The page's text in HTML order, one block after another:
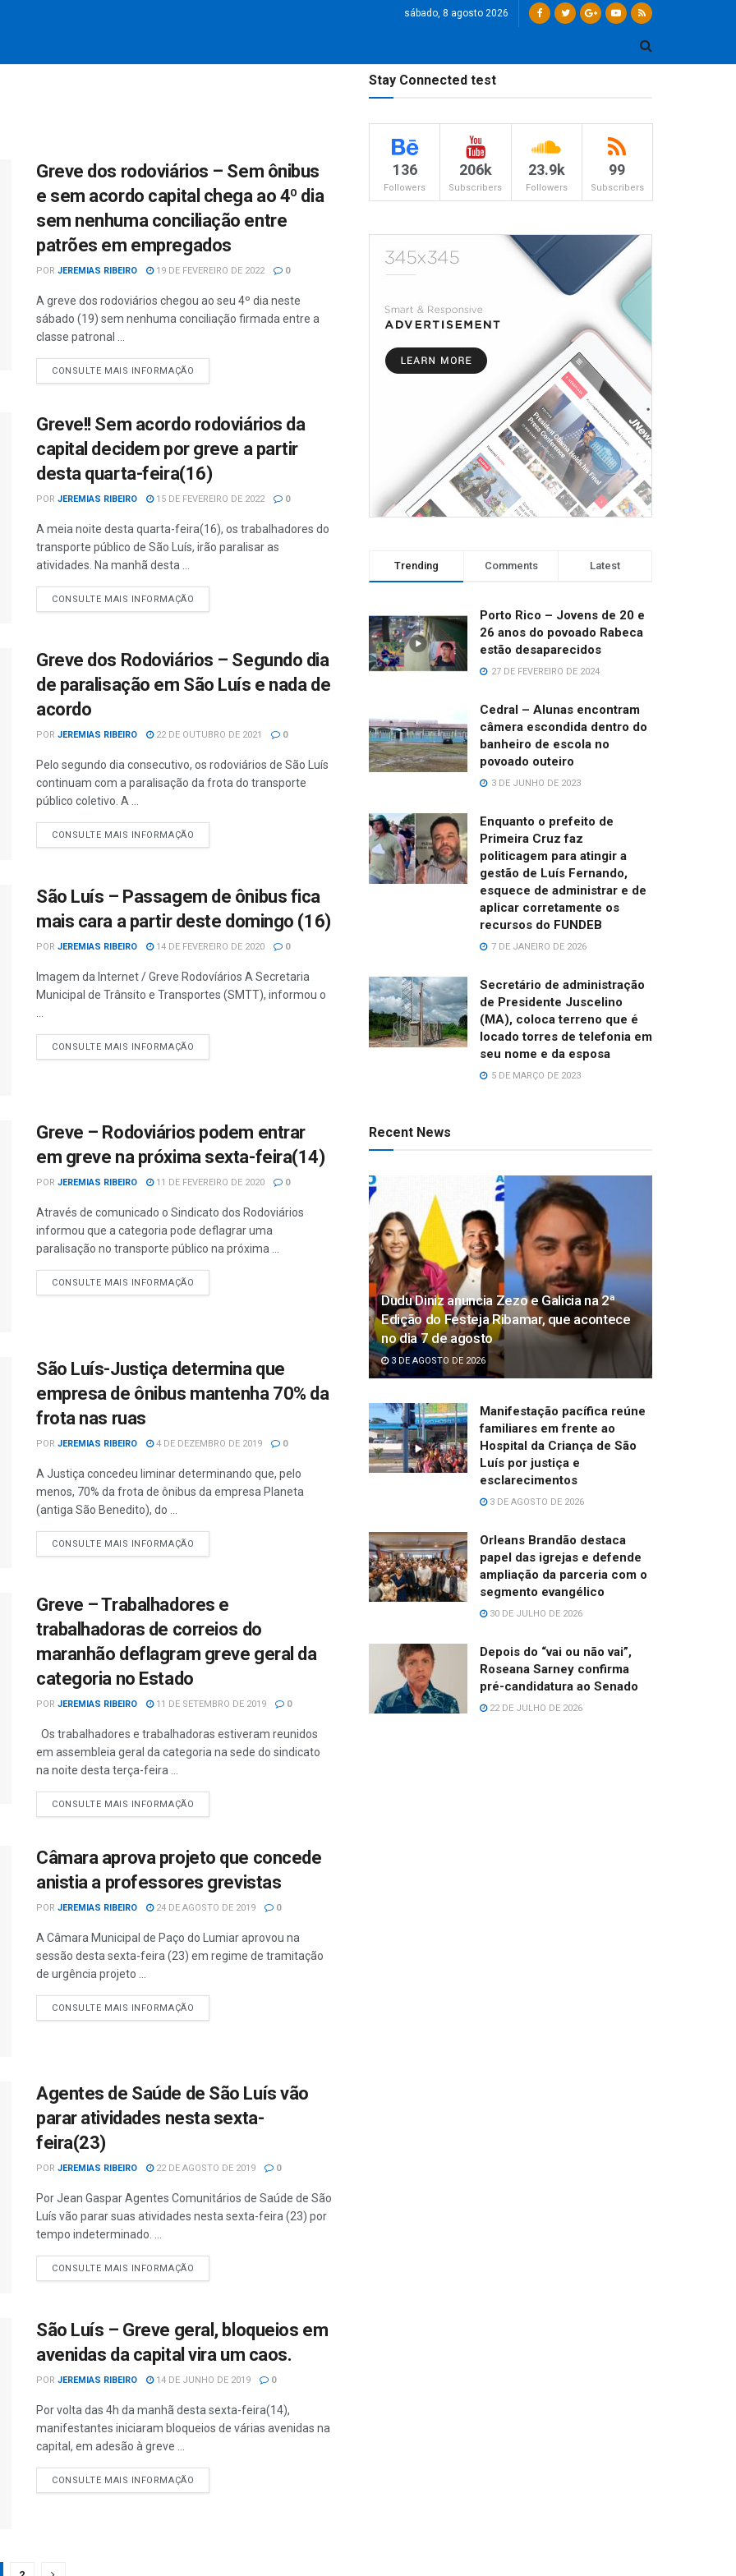
sábado, 8 agosto 2026
Greve dos rodoviários – Sem ônibus
e sem acordo capital chega ao 4º dia
sem nenhuma conciliação entre
patrões em empregados
POR JEREMIAS RIBEIRO 19 DE FEVEREIRO DE 2022 0
A greve dos rodoviários chegou ao seu 4º dia neste
sábado (19) sem nenhuma conciliação firmada entre a
classe patronal ...
CONSULTE MAIS INFORMAÇÃO
Greve!! Sem acordo rodoviários da
capital decidem por greve a partir
desta quarta-feira(16)
POR JEREMIAS RIBEIRO 15 DE FEVEREIRO DE 2022 0
A meia noite desta quarta-feira(16), os trabalhadores do
transporte público de São Luís, irão paralisar as
atividades. Na manhã desta ...
CONSULTE MAIS INFORMAÇÃO
Greve dos Rodoviários – Segundo dia
de paralisação em São Luís e nada de
acordo
POR JEREMIAS RIBEIRO 22 DE OUTUBRO DE 2021 0
Pelo segundo dia consecutivo, os rodoviários de São Luís
continuam com a paralisação da frota do transporte
público coletivo. A ...
CONSULTE MAIS INFORMAÇÃO
São Luís – Passagem de ônibus fica
mais cara a partir deste domingo (16)
POR JEREMIAS RIBEIRO 14 DE FEVEREIRO DE 2020 0
Imagem da Internet / Greve Rodovíários A Secretaria
Municipal de Trânsito e Transportes (SMTT), informou o
CONSULTE MAIS INFORMAÇÃO
Greve – Rodoviários podem entrar
em greve na próxima sexta-feira(14)
POR JEREMIAS RIBEIRO 11 DE FEVEREIRO DE 2020 0
Através de comunicado o Sindicato dos Rodoviários
informou que a categoria pode deflagrar uma
paralisação no transporte público na próxima ...
CONSULTE MAIS INFORMAÇÃO
São Luís-Justiça determina que
empresa de ônibus mantenha 70% da
frota nas ruas
POR JEREMIAS RIBEIRO 4 DE DEZEMBRO DE 2019 0
A Justiça concedeu liminar determinando que, pelo
menos, 70% da frota de ônibus da empresa Planeta
(antiga São Benedito), do ...
CONSULTE MAIS INFORMAÇÃO
Greve – Trabalhadores e
trabalhadoras de correios do
maranhão deflagram greve geral da
categoria no Estado
POR JEREMIAS RIBEIRO 11 DE SETEMBRO DE 2019 0
Os trabalhadores e trabalhadoras estiveram reunidos
em assembleia geral da categoria na sede do sindicato
na noite desta terça-feira ...
CONSULTE MAIS INFORMAÇÃO
Câmara aprova projeto que concede
anistia a professores grevistas
POR JEREMIAS RIBEIRO 24 DE AGOSTO DE 2019 0
A Câmara Municipal de Paço do Lumiar aprovou na
sessão desta sexta-feira (23) em regime de tramitação
de urgência projeto ...
CONSULTE MAIS INFORMAÇÃO
Agentes de Saúde de São Luís vão
parar atividades nesta sexta-
feira(23)
POR JEREMIAS RIBEIRO 22 DE AGOSTO DE 2019 0
Por Jean Gaspar Agentes Comunitários de Saúde de São
Luís vão parar suas atividades nesta sexta-feira (23) por
tempo indeterminado. ...
CONSULTE MAIS INFORMAÇÃO
São Luís – Greve geral, bloqueios em
avenidas da capital vira um caos.
POR JEREMIAS RIBEIRO 14 DE JUNHO DE 2019 0
Por volta das 4h da manhã desta sexta-feira(14),
manifestantes iniciaram bloqueios de várias avenidas na
capital, em adesão à greve ...
CONSULTE MAIS INFORMAÇÃO
Stay Connected test
136
Followers
206k
Subscribers
23.9k
Followers
99
Subscribers
Trending Comments Latest
Porto Rico – Jovens de 20 e
26 anos do povoado Rabeca
estão desaparecidos
27 DE FEVEREIRO DE 2024
Cedral – Alunas encontram
câmera escondida dentro do
banheiro de escola no
povoado outeiro
3 DE JUNHO DE 2023
Enquanto o prefeito de
Primeira Cruz faz
politicagem para atingir a
gestão de Luís Fernando,
esquece de administrar e de
aplicar corretamente os
recursos do FUNDEB
7 DE JANEIRO DE 2026
Secretário de administração
de Presidente Juscelino
(MA), coloca terreno que é
locado torres de telefonia em
seu nome e da esposa
5 DE MARÇO DE 2023
Recent News
Dudu Diniz anuncia Zezo e Galicia na 2ª
Edição do Festeja Ribamar, que acontece
no dia 7 de agosto
3 DE AGOSTO DE 2026
Manifestação pacífica reúne
familiares em frente ao
Hospital da Criança de São
Luís por justiça e
esclarecimentos
3 DE AGOSTO DE 2026
Orleans Brandão destaca
papel das igrejas e defende
ampliação da parceria com o
segmento evangélico
30 DE JULHO DE 2026
Depois do “vai ou não vai”,
Roseana Sarney confirma
pré-candidatura ao Senado
22 DE JULHO DE 2026